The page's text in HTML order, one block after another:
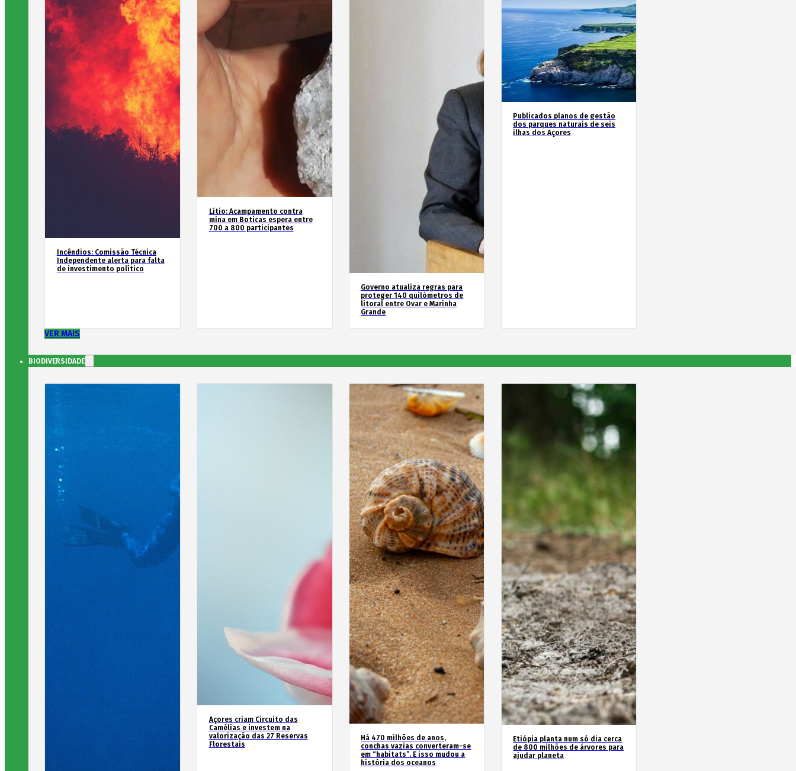
Incêndios: Comissão Técnica
Independente alerta para falta
de investimento político
Lítio: Acampamento contra
mina em Boticas espera entre
700 a 800 participantes
Governo atualiza regras para
proteger 140 quilómetros de
litoral entre Ovar e Marinha
Grande
Publicados planos de gestão
dos parques naturais de seis
ilhas dos Açores
VER MAIS
BIODIVERSIDADE
Açores criam Circuito das
Camélias e investem na
valorização das 27 Reservas
Florestais
Há 470 milhões de anos,
conchas vazias converteram-se
em “habitats”. E isso mudou a
história dos oceanos
Etiópia planta num só dia cerca
de 800 milhões de árvores para
ajudar planeta